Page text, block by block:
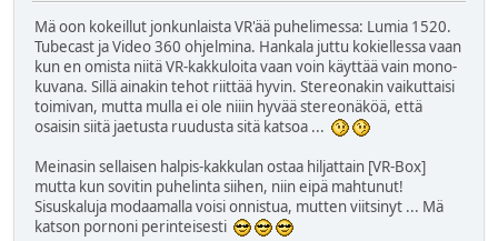
Mä oon kokeillut jonkunlaista VR'ää puhelimessa: Lumia 1520.
Tubecast ja Video 360 ohjelmina. Hankala juttu kokiellessa vaan
kun en omista niitä VR-kakkuloita vaan voin käyttää vain mono-
kuvana. Sillä ainakin tehot riittää hyvin. Stereonakin vaikuttaisi
toimivan, mutta mulla ei ole niiin hyvää stereonäköä, että
osaisin siitä jaetusta ruudusta sitä katsoa ...
Meinasin sellaisen halpis-kakkulan ostaa hiljattain [VR-Box]
mutta kun sovitin puhelinta siihen, niin eipä mahtunut!
Sisuskaluja modaamalla voisi onnistua, mutten viitsinyt ... Mä
katson pornoni perinteisesti